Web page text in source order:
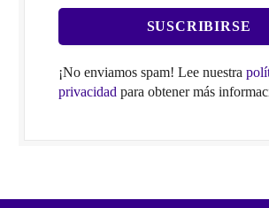
¡No enviamos spam! Lee nuestra
privacidad para obtener más